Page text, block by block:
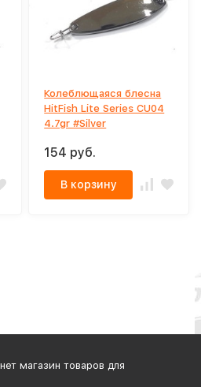
Колеблющаяся блесна
HitFish Lite Series CU04
4.7gr #Silver
154 руб.
В корзину
магазин товаров для